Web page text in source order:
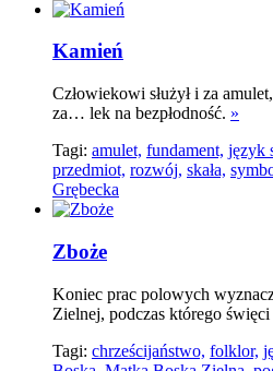
Kamień
Człowiekowi służył i za
za… lek na bezpłodność. »
Tagi: amulet, fundament, język
przedmiot, rozwój, skała,
Grębecka
Zboże
Koniec prac polowych
Zielnej, podczas którego święci
Tagi: chrześcijaństwo, folklor,